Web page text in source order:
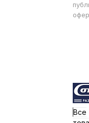
Все